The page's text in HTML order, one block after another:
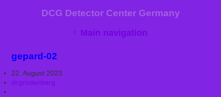
DCG Detector Center Germany
Main navigation
gepard-02
22. August 2023
dcgrodenberg